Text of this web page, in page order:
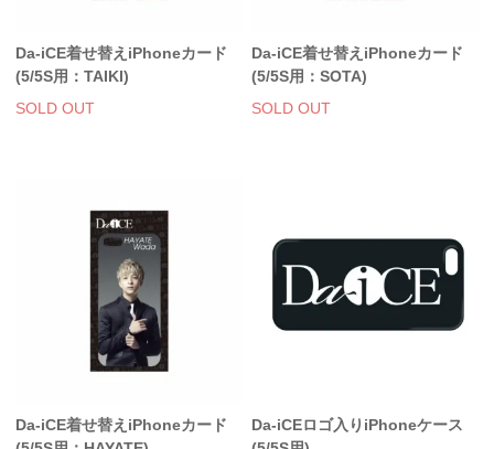
Da-iCE着せ替えiPhoneカード
(5/5S用：TAIKI)
SOLD OUT
Da-iCE着せ替えiPhoneカード
(5/5S用：SOTA)
SOLD OUT
Da-iCE着せ替えiPhoneカード
Da-iCEロゴ入りiPhoneケース